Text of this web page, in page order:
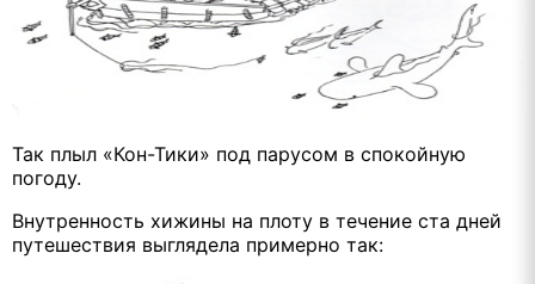
Так плыл «Кон-Тики» под парусом в спокойную
погоду.
Внутренность хижины на плоту в течение ста дней
путешествия выглядела примерно так: